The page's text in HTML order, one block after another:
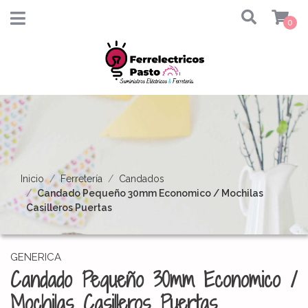
0
Inicio Ferretería
Candados
Candado Pequeño 30mm Economico / Mochilas
Casilleros Puertas
GENERICA
Candado Pequeño 30mm Economico /